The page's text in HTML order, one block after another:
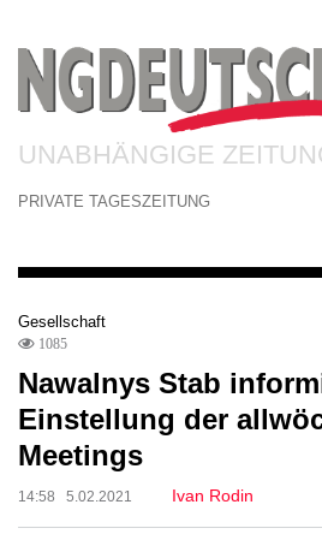
UNABHÄNGIGE
PRIVATE TAGESZEITUNG
Gesellschaft
1085
Nawalnys Stab
Einstellung der
Meetings
14:58 5.02.2021 Ivan Rodin